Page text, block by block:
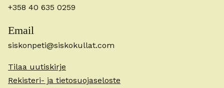
+358 40 635 0259
Email
siskonpeti@siskokullat.com
Tilaa uutiskirje
Rekisteri- ja tietosuojaseloste